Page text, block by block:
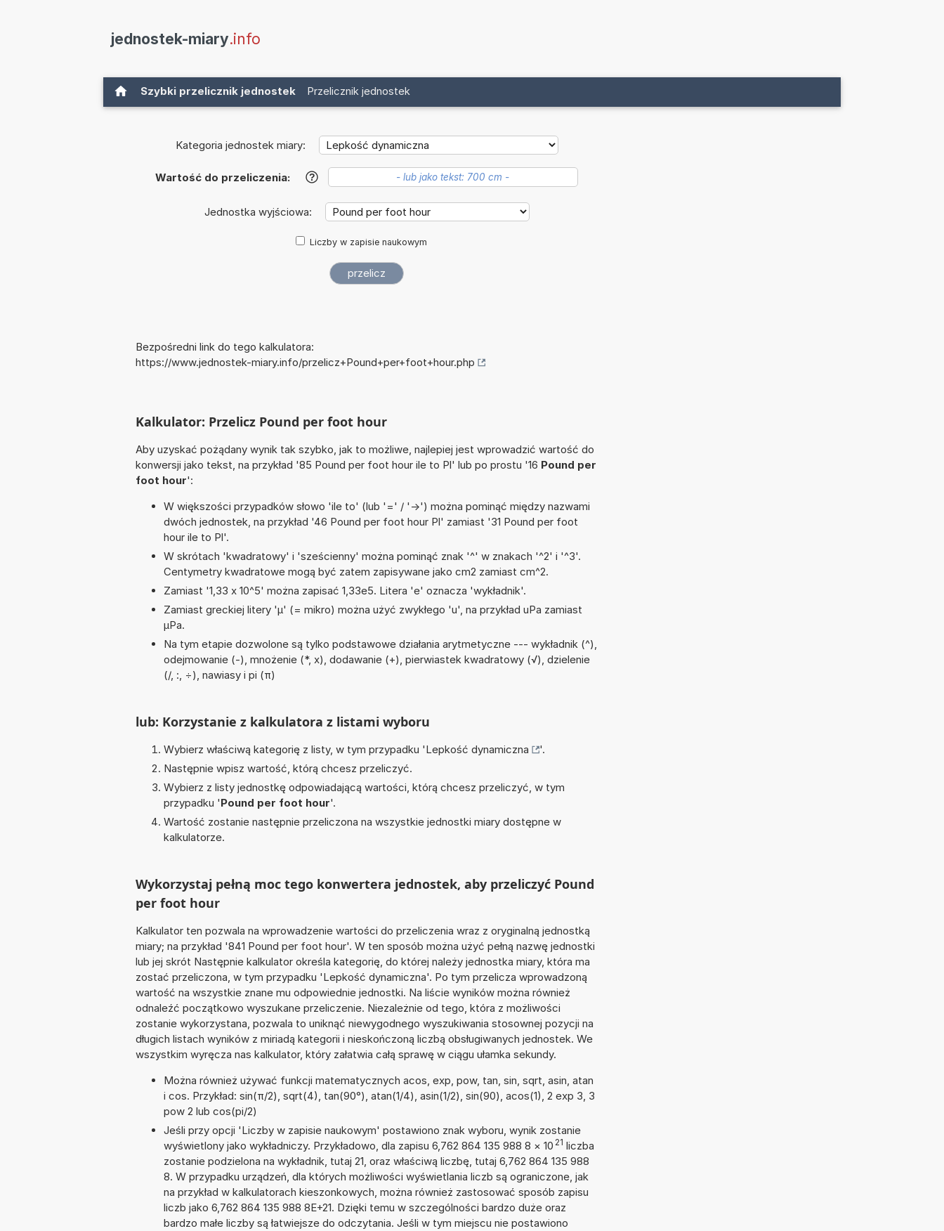
jednostek-miary.info
Szybki przelicznik jednostek Przelicznik jednostek
Kategoria jednostek miary:
Wartość do przeliczenia: ?
Jednostka wyjściowa:
Liczby w zapisie naukowym
Bezpośredni link do tego kalkulatora:
https://www.jednostek-miary.info/przelicz+Pound+per+foot+hour.php
Kalkulator: Przelicz Pound per foot hour
Aby uzyskać pożądany wynik tak szybko, jak to możliwe, najlepiej jest wprowadzić wartość do
konwersji jako tekst, na przykład '85 Pound per foot hour ile to Pl' lub po prostu '16 Pound per
foot hour':
W większości przypadków słowo 'ile to' (lub '=' / '->') można pominąć między nazwami
dwóch jednostek, na przykład '46 Pound per foot hour Pl' zamiast '31 Pound per foot
hour ile to Pl'.
W skrótach 'kwadratowy' i 'sześcienny' można pominąć znak '^' w znakach '^2' i '^3'.
Centymetry kwadratowe mogą być zatem zapisywane jako cm2 zamiast cm^2.
Zamiast '1,33 x 10^5' można zapisać 1,33e5. Litera 'e' oznacza 'wykładnik'.
Zamiast greckiej litery 'µ' (= mikro) można użyć zwykłego 'u', na przykład uPa zamiast
µPa.
Na tym etapie dozwolone są tylko podstawowe działania arytmetyczne --- wykładnik (^),
odejmowanie (-), mnożenie (*, x), dodawanie (+), pierwiastek kwadratowy (√), dzielenie
(/, :, ÷), nawiasy i pi (π)
lub: Korzystanie z kalkulatora z listami wyboru
Wybierz właściwą kategorię z listy, w tym przypadku 'Lepkość dynamiczna
'.
Następnie wpisz wartość, którą chcesz przeliczyć.
Wybierz z listy jednostkę odpowiadającą wartości, którą chcesz przeliczyć, w tym
przypadku 'Pound per foot hour'.
Wartość zostanie następnie przeliczona na wszystkie jednostki miary dostępne w
kalkulatorze.
Wykorzystaj pełną moc tego konwertera jednostek, aby przeliczyć Pound
per foot hour
Kalkulator ten pozwala na wprowadzenie wartości do przeliczenia wraz z oryginalną jednostką
miary; na przykład '841 Pound per foot hour'. W ten sposób można użyć pełną nazwę jednostki
lub jej skrót Następnie kalkulator określa kategorię, do której należy jednostka miary, która ma
zostać przeliczona, w tym przypadku 'Lepkość dynamiczna'. Po tym przelicza wprowadzoną
wartość na wszystkie znane mu odpowiednie jednostki. Na liście wyników można również
odnaleźć początkowo wyszukane przeliczenie. Niezależnie od tego, która z możliwości
zostanie wykorzystana, pozwala to uniknąć niewygodnego wyszukiwania stosownej pozycji na
długich listach wyników z miriadą kategorii i nieskończoną liczbą obsługiwanych jednostek. We
wszystkim wyręcza nas kalkulator, który załatwia całą sprawę w ciągu ułamka sekundy.
Można również używać funkcji matematycznych acos, exp, pow, tan, sin, sqrt, asin, atan
i cos. Przykład: sin(π/2), sqrt(4), tan(90°), atan(1/4), asin(1/2), sin(90), acos(1), 2 exp 3, 3
pow 2 lub cos(pi/2)
Jeśli przy opcji 'Liczby w zapisie naukowym' postawiono znak wyboru, wynik zostanie
wyświetlony jako wykładniczy. Przykładowo, dla zapisu 6,762 864 135 988 8 × 10 21 liczba
zostanie podzielona na wykładnik, tutaj 21, oraz właściwą liczbę, tutaj 6,762 864 135 988
8. W przypadku urządzeń, dla których możliwości wyświetlania liczb są ograniczone, jak
na przykład w kalkulatorach kieszonkowych, można również zastosować sposób zapisu
liczb jako 6,762 864 135 988 8E+21. Dzięki temu w szczególności bardzo duże oraz
bardzo małe liczby są łatwiejsze do odczytania. Jeśli w tym miejscu nie postawiono